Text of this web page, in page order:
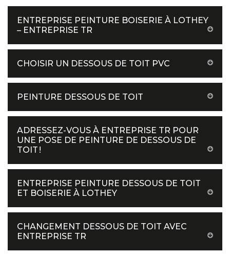
ENTREPRISE PEINTURE BOISERIE À LOTHEY
– ENTREPRISE TR
CHOISIR UN DESSOUS DE TOIT PVC
PEINTURE DESSOUS DE TOIT
ADRESSEZ-VOUS À ENTREPRISE TR POUR
UNE POSE DE PEINTURE DE DESSOUS DE
TOIT !
ENTREPRISE PEINTURE DESSOUS DE TOIT
ET BOISERIE À LOTHEY
CHANGEMENT DESSOUS DE TOIT AVEC
ENTREPRISE TR